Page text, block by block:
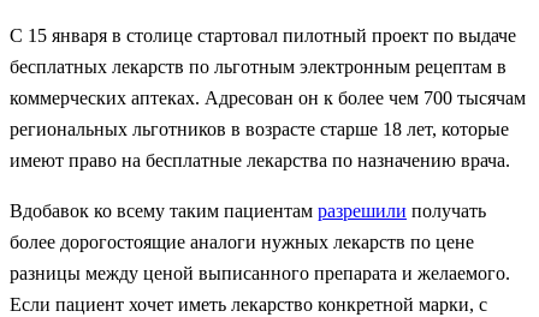
С 15 января в столице стартовал пилотный проект по выдаче
бесплатных лекарств по льготным электронным рецептам в
коммерческих аптеках. Адресован он к более чем 700 тысячам
региональных льготников в возрасте старше 18 лет, которые
имеют право на бесплатные лекарства по назначению врача.
Вдобавок ко всему таким пациентам разрешили получать
более дорогостоящие аналоги нужных лекарств по цене
разницы между ценой выписанного препарата и желаемого.
Если пациент хочет иметь лекарство конкретной марки, с